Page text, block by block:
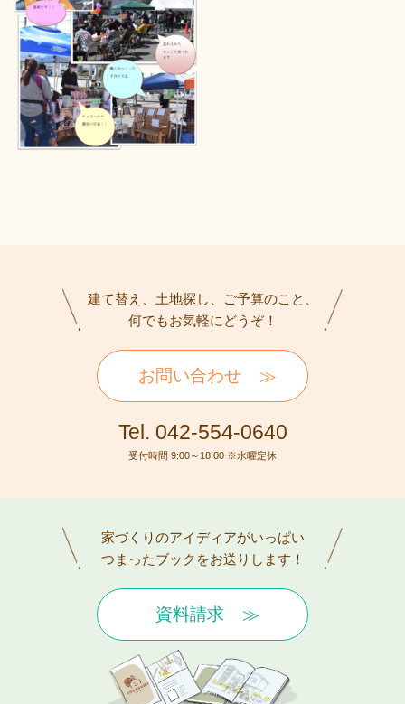
建て替え、土地探し、ご予算のこと、
何でもお気軽にどうぞ！
お問い合わせ
Tel. 042-554-0640
受付時間 9:00～18:00 ※水曜定休
家づくりのアイディアがいっぱい
つまったブックをお送りします！
資料請求